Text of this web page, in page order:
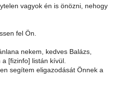
vagyok én is önözni, nehogy
fel Ön.
nekem, kedves Balázs,
[fizinfo] listán kívül.
segítem eligazodását Önnek a